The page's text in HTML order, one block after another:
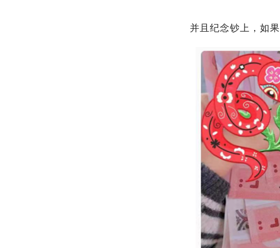
并且纪念钞上，如